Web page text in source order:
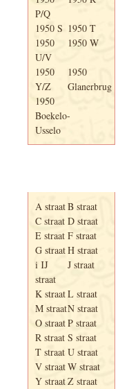
P/Q
1950 S 1950 T
1950
U/V
1950 W
1950
Y/Z
1950
Glanerbrug
1950
Boekelo-
Usselo
A straatB straat
C straat D straat
E straat F straat
G straatH straat
i IJ
straat
J straat
K straatL straat
M straatN straat
O straatP straat
R straat S straat
T straat U straat
V straatW straat
Y straatZ straat